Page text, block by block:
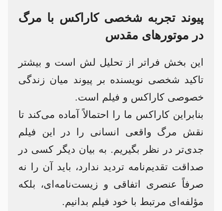
پیوند تجربه شخصی کاراکس با مرگ
در موتورهای مقدس
این بخش فراتر از تحلیل لش است و بیشتر
تاکید شخصی نویسنده بر پیوند میان زندگی
خصوصی کاراکس و فیلم است.
بنابراین کاراکس ما را احتمالاً آماده می‌کند تا
نقش مرگ واقعی انسانی را در این فیلم
جدی‌تر در نظر بگیریم. به بیان دیگر کسی در
صداقت تقدیم‌نامه تردید ندارد، باید آن را نه
صرفاً عنصری اتفاقی و زیست‌نامه‌ای، بلکه
مؤلفه‌ای مرتبط با خود فیلم بدانیم.